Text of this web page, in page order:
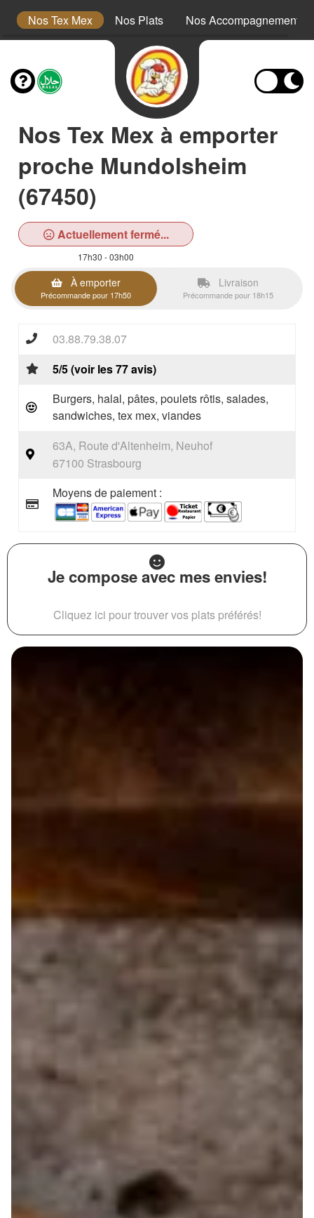
Nos Tex Mex Nos Plats Nos Accompagnements
Nos Tex Mex à emporter
proche Mundolsheim
(67450)
Actuellement fermé...
17h30 - 03h00
À emporter
Précommande pour 17h50
Livraison
Précommande pour 18h15
03.88.79.38.07
5/5 (voir les 77 avis)
Burgers, halal, pâtes, poulets rôtis, salades,
sandwiches, tex mex, viandes
63A, Route d'Altenheim, Neuhof
67100 Strasbourg
Moyens de paiement :
Je compose avec mes envies!
Cliquez ici pour trouver vos plats préférés!